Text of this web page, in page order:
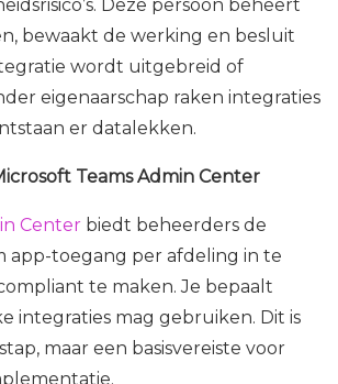
Deze persoon beheert
bewaakt de werking en besluit
wordt uitgebreid of
eigenaarschap raken integraties
er datalekken.
Teams Admin Center
Center biedt beheerders de
app-toegang per afdeling in te
te maken. Je bepaalt
integraties mag gebruiken. Dit is
maar een basisvereiste voor